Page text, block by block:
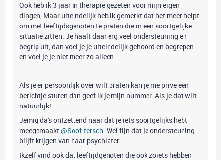
Ook heb ik 3 jaar in therapie gezeten voor mijn eigen
dingen, Maar uiteindelijk heb ik gemerkt dat het meer helpt
om met leeftijdsgenoten te praten die in een soortgelijke
situatie zitten. Je haalt daar erg veel ondersteuning en
begrip uit, dan voel je je uiteindelijk gehoord en begrepen.
en voel je je niet meer zo alleen.
Als je er persoonlijk over wilt praten kan je me prive een
berichtje sturen dan geef ik je mijn nummer. Als je dat wilt
natuurlijk!
Jemig da's ontzettend naar dat je iets soortgelijks hebt
meegemaakt@Soof.tersch. Wel fijn dat je ondersteuning
blijft krijgen van haar psychiater.
Ikzelf vind ook dat leeftijdgenoten die ook zoiets hebben